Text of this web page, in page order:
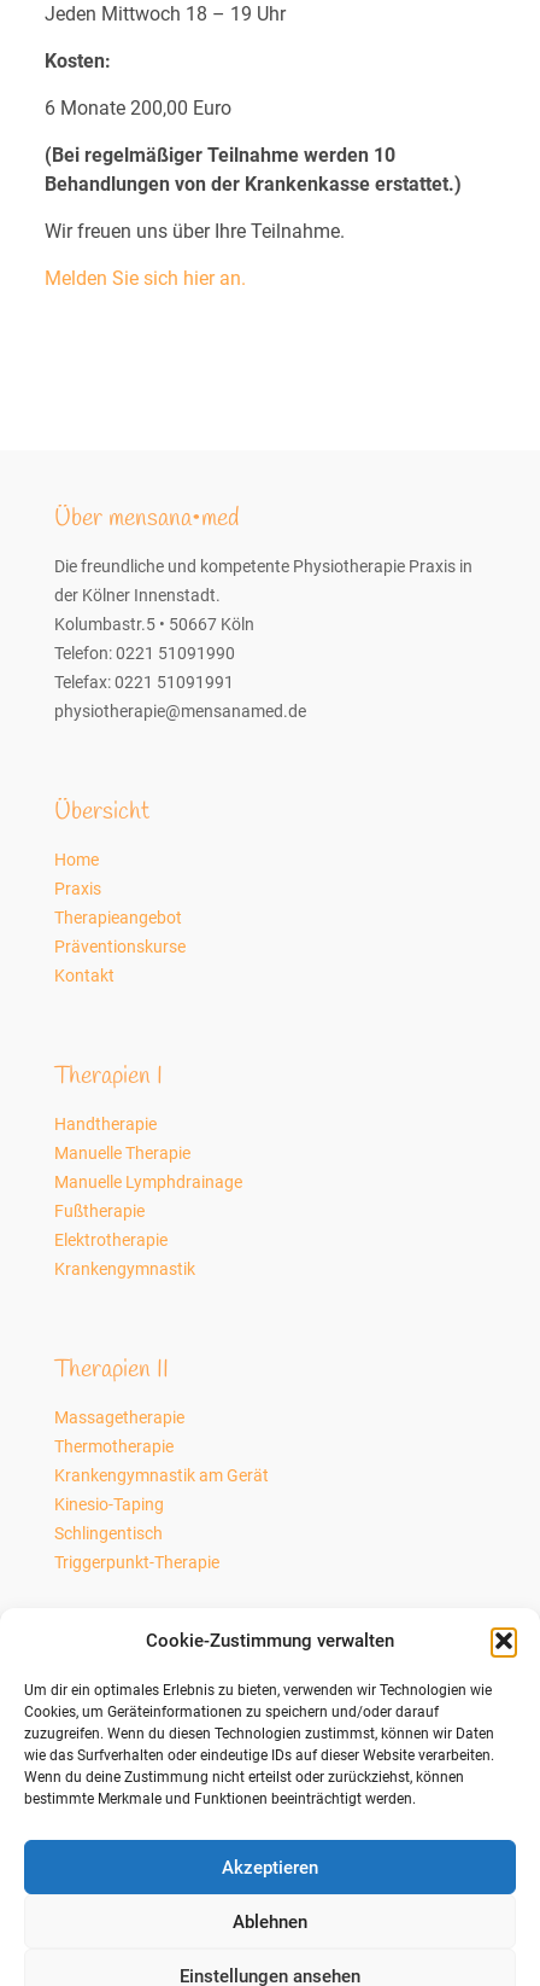
Cookie-Zustimmung verwalten
Um dir ein optimales Erlebnis zu bieten, verwenden wir Technologien wie
Cookies, um Geräteinformationen zu speichern und/oder darauf
zuzugreifen. Wenn du diesen Technologien zustimmst, können wir Daten
wie das Surfverhalten oder eindeutige IDs auf dieser Website verarbeiten.
Wenn du deine Zustimmung nicht erteilst oder zurückziehst, können
bestimmte Merkmale und Funktionen beeinträchtigt werden.
Akzeptieren
Ablehnen
Einstellungen ansehen
Jeden Mittwoch 18 – 19 Uhr
Kosten:
6 Monate 200,00 Euro
(Bei regelmäßiger Teilnahme werden 10
Behandlungen von der Krankenkasse erstattet.)
Wir freuen uns über Ihre Teilnahme.
Melden Sie sich hier an.
Über mensana•med
Die freundliche und kompetente Physiotherapie Praxis in
der Kölner Innenstadt.
Kolumbastr.5 • 50667 Köln
Telefon: 0221 51091990
Telefax: 0221 51091991
physiotherapie@mensanamed.de
Übersicht
Home
Praxis
Therapieangebot
Präventionskurse
Kontakt
Therapien I
Handtherapie
Manuelle Therapie
Manuelle Lymphdrainage
Fußtherapie
Elektrotherapie
Krankengymnastik
Therapien II
Massagetherapie
Thermotherapie
Krankengymnastik am Gerät
Kinesio-Taping
Schlingentisch
Triggerpunkt-Therapie
Nordic-Walking Kurs
Personaltrainer
Präventives Gerätetraining
Wirbelsäulenkurs
© 2026 Physiotherapie mensana
Datenschutzerklärung